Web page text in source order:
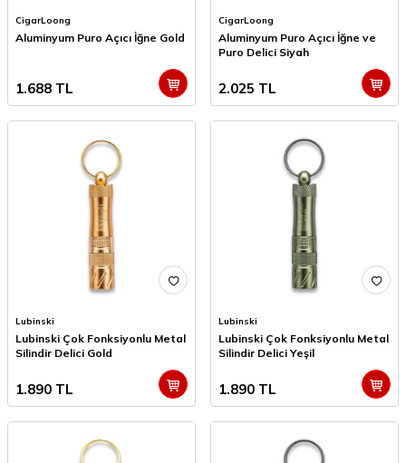
CigarLoong
Aluminyum Puro Açıcı İğne Gold
1.688 TL
CigarLoong
Aluminyum Puro Açıcı İğne ve
Puro Delici Siyah
2.025 TL
Lubinski
Lubinski Çok Fonksiyonlu Metal
Silindir Delici Gold
1.890 TL
Lubinski
Lubinski Çok Fonksiyonlu Metal
Silindir Delici Yeşil
1.890 TL